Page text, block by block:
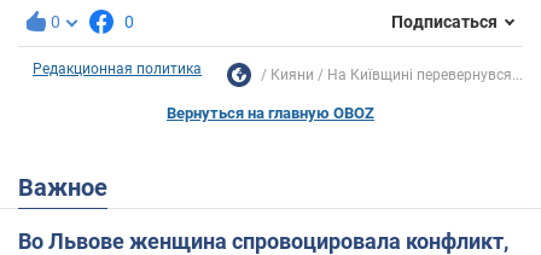
0 0 Подписаться
Редакционная политика Кияни На Київщині перевернувся...
Вернуться на главную OBOZ
Важное
Во Львове женщина спровоцировала конфликт,